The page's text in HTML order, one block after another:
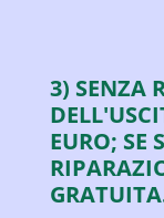
3) SENZA
EURO; SE